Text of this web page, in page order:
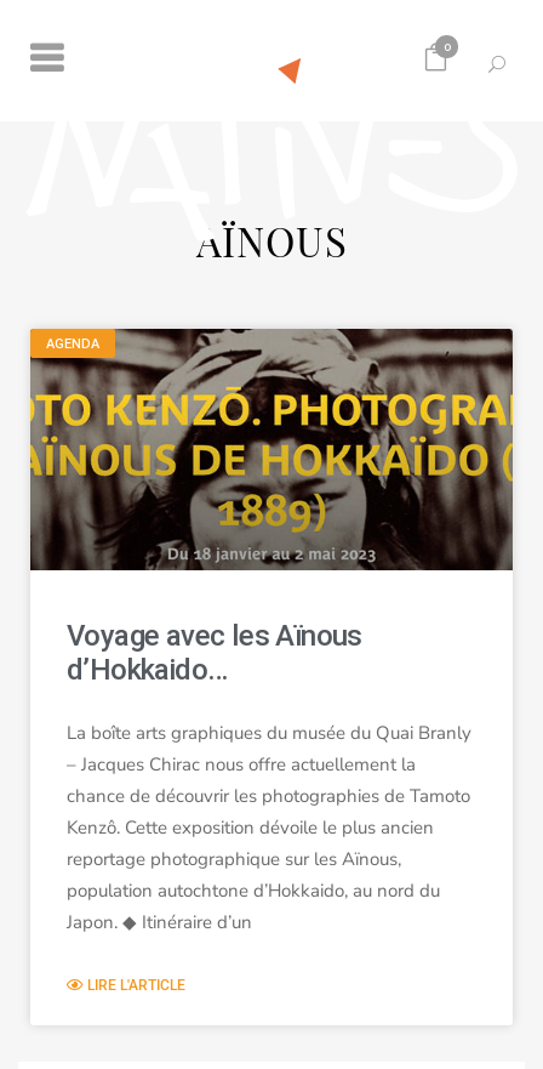
0
AÏNOUS
AGENDA
Voyage avec les Aïnous
d’Hokkaido…
La boîte arts graphiques du musée du Quai Branly
– Jacques Chirac nous offre actuellement la
chance de découvrir les photographies de Tamoto
Kenzô. Cette exposition dévoile le plus ancien
reportage photographique sur les Aïnous,
population autochtone d’Hokkaido, au nord du
Japon. ◆ Itinéraire d’un
LIRE L'ARTICLE